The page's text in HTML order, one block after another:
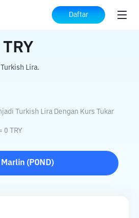
Daftar
TRY
TRY
Lira.
Turkish Lira Dengan Kurs Tukar
0 TRY
Marlin ( POND)